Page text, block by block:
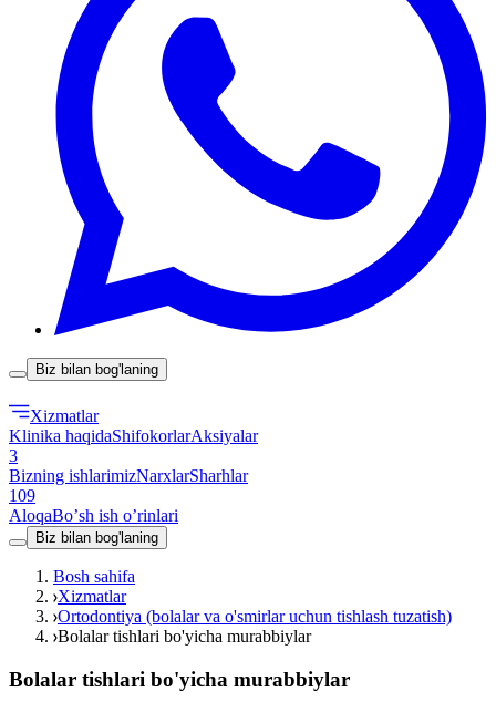
Biz bilan bog'laning
Xizmatlar
Klinika haqidaShifokorlarAksiyalar
3
Bizning ishlarimizNarxlarSharhlar
109
AloqaBoʼsh ish oʼrinlari
Biz bilan bog'laning
Bosh sahifa
Xizmatlar
Ortodontiya (bolalar va o'smirlar uchun tishlash tuzatish)
Bolalar tishlari bo'yicha murabbiylar
Bolalar tishlari bo'yicha murabbiylar